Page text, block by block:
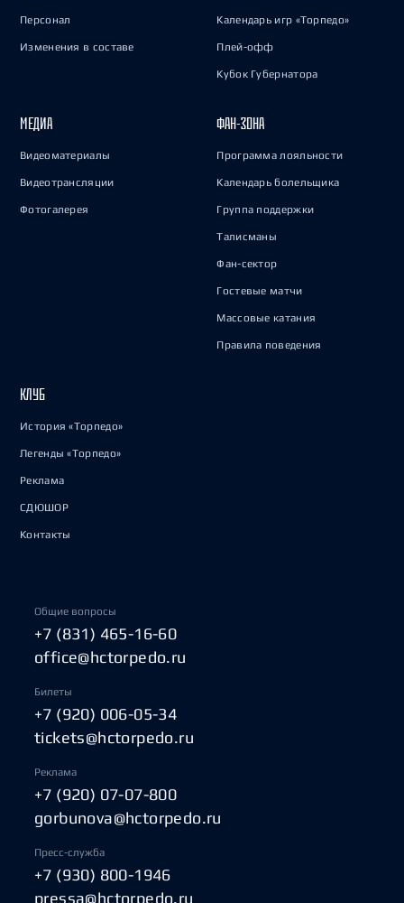
Персонал
Изменения в составе
Календарь игр «Торпедо»
Плей-офф
Кубок Губернатора
МЕДИА
Видеоматериалы
Видеотрансляции
Фотогалерея
ФАН-ЗОНА
Программа лояльности
Календарь болельщика
Группа поддержки
Талисманы
Фан-сектор
Гостевые матчи
Массовые катания
Правила поведения
КЛУБ
История «Торпедо»
Легенды «Торпедо»
Реклама
СДЮШОР
Контакты
Общие вопросы
+7 (831) 465-16-60
office@hctorpedo.ru
Билеты
+7 (920) 006-05-34
tickets@hctorpedo.ru
Реклама
+7 (920) 07-07-800
gorbunova@hctorpedo.ru
Пресс-служба
+7 (930) 800-1946
pressa@hctorpedo.ru